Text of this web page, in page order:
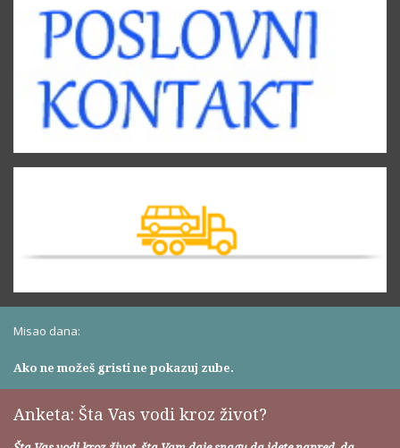
Misao dana:
Ako ne možeš gristi ne pokazuj zube.
Anketa: Šta Vas vodi kroz život?